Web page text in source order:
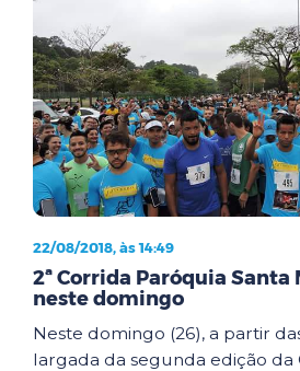
22/08/2018, às 14:49
2ª Corrida Paróquia Santa
neste domingo
Neste domingo (26), a partir
largada da segunda edição da